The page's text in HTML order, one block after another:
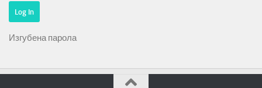
Изгубена парола